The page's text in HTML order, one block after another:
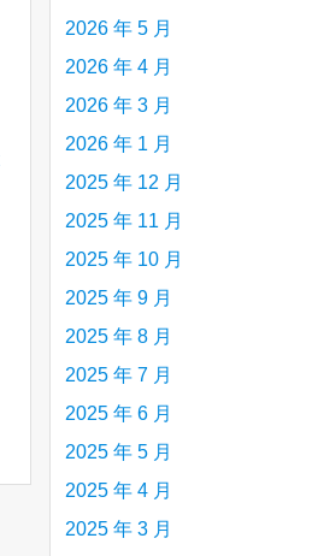
2026 年 5 月
2026 年 4 月
2026 年 3 月
2026 年 1 月
2025 年 12 月
2025 年 11 月
2025 年 10 月
2025 年 9 月
2025 年 8 月
2025 年 7 月
2025 年 6 月
2025 年 5 月
2025 年 4 月
2025 年 3 月